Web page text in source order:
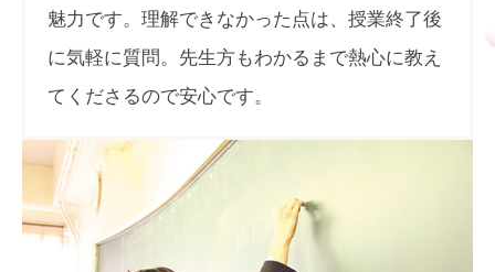
魅力です。理解できなかった点は、授業終了後
に気軽に質問。先生方もわかるまで熱心に教え
てくださるので安心です。